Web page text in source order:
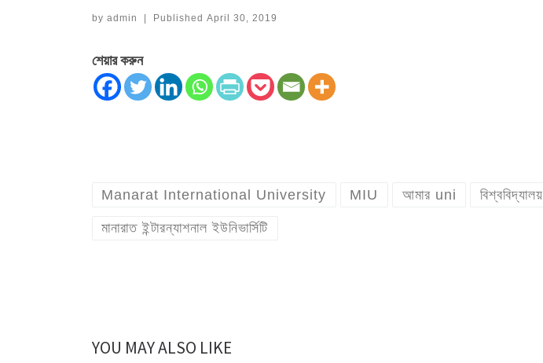
by admin | Published April 30, 2019
শেয়ার করুন
Manarat International University MIU আমার uni বিশ্ববিদ্যালয়
মানারাত ইন্টারন্যাশনাল ইউনিভার্সিটি
YOU MAY ALSO LIKE